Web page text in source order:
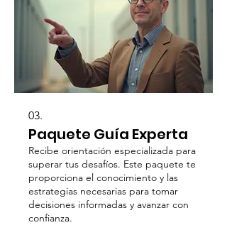
03.
Paquete Guía Experta
Recibe orientación especializada para
superar tus desafíos. Este paquete te
proporciona el conocimiento y las
estrategias necesarias para tomar
decisiones informadas y avanzar con
confianza.